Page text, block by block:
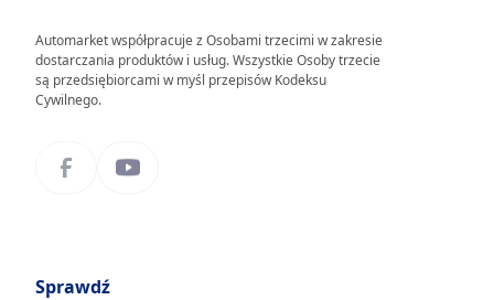
Automarket współpracuje z Osobami trzecimi w zakresie
dostarczania produktów i usług. Wszystkie Osoby trzecie
są przedsiębiorcami w myśl przepisów Kodeksu
Cywilnego.
Sprawdź